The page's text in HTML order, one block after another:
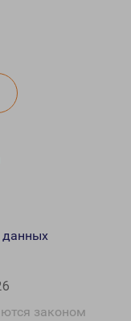
законом
данных